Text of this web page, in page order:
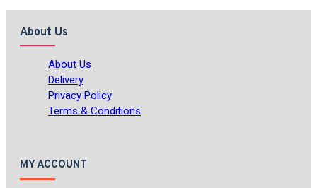
About Us
About Us
Delivery
Privacy Policy
Terms & Conditions
MY ACCOUNT